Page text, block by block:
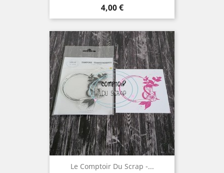
Prix
4,00 €
Le Comptoir Du Scrap -...